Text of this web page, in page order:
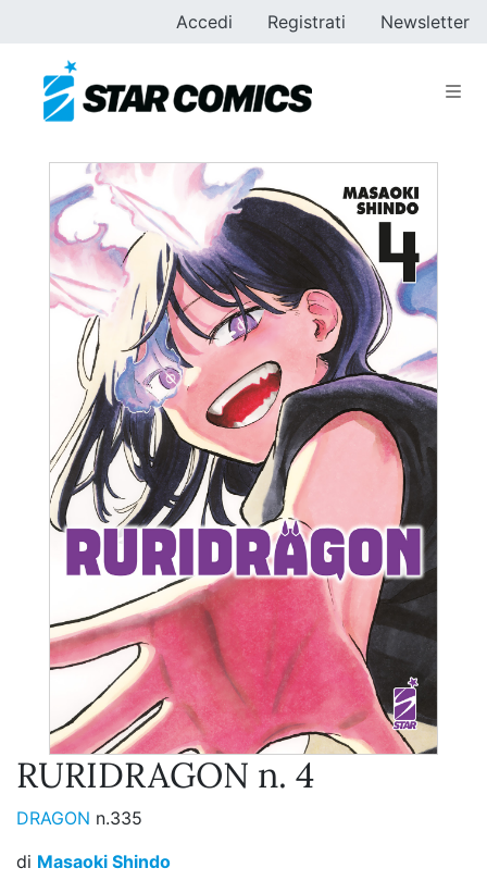
Accedi Registrati Newsletter
RURIDRAGON n. 4
DRAGON n.335
di Masaoki Shindo